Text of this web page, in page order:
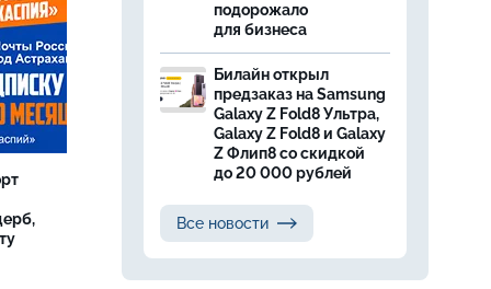
подорожало
для бизнеса
Билайн открыл
предзаказ на Samsung
Galaxy Z Fold8 Ультра,
Galaxy Z Fold8 и Galaxy
Z Флип8 со скидкой
до 20 000 рублей
Все новости